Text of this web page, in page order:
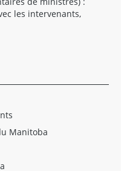
les intervenants,
Manitoba